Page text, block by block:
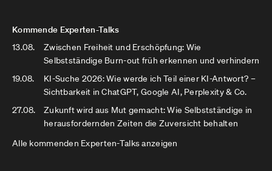
Kommende Experten-Talks
13.08.
Zwischen Freiheit und Erschöpfung: Wie
Selbstständige Burn-out früh erkennen und verhindern
19.08.
KI-Suche 2026: Wie werde ich Teil einer KI-Antwort? –
Sichtbarkeit in ChatGPT, Google AI, Perplexity & Co.
27.08.
Zukunft wird aus Mut gemacht: Wie Selbstständige in
herausfordernden Zeiten die Zuversicht behalten
Alle kommenden Experten-Talks anzeigen